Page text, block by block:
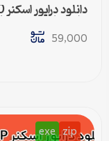
برای تمامی ویندوزها
59,000
zip
exe